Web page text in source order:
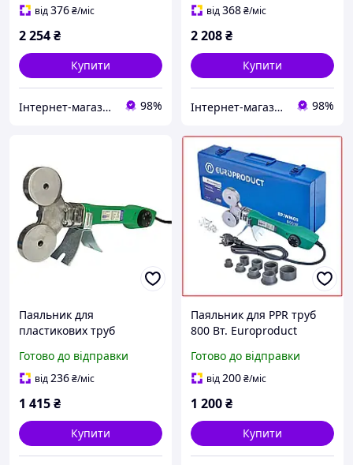
від376₴/міс
2 254₴
Купити
Інтернет-магазин "Kalde-freeline" 98%
від368₴/міс
2 208₴
Купити
Інтернет-магазин "Kalde-freeline" 98%
Паяльник для
пластикових труб
Вт (Чехія) Паяльник для
поліпропіленових труб
Готово до відправки
від236₴/міс
1 415₴
Купити
Паяльник для PPR труб
800 Вт. Europroduct
20/40mm (EP6091)
Готово до відправки
від200₴/міс
1 200₴
Купити